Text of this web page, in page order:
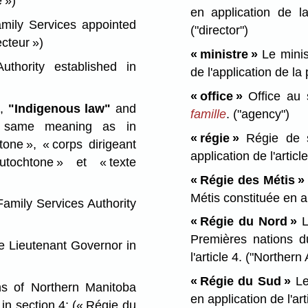
Services appointed
»)
established in
, "Indigenous law" and
meaning as in
», « corps dirigeant
» et « texte
Services Authority
Lieutenant Governor in
of Northern Manitoba
section 4; (« Régie du
en application de
("director")
« ministre »Le
de l'application de la
« office »Office au
famille. ("agency")
« régie »Régie de
application de
« Régie des Métis »
Métis constituée en
« Régie du Nord »
Premières nations
l'article 4. ("Northern
« Régie du Sud »Le
en application de